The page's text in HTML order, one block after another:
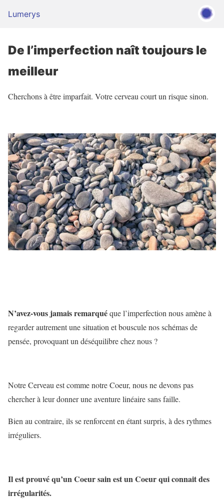
Lumerys
De l’imperfection naît toujours le
meilleur
Cherchons à être imparfait. Votre cerveau court un risque sinon.
N’avez-vous jamais remarquéque l’imperfection nous amène à
regarder autrement une situation et bouscule nos schémas de
pensée, provoquant un déséquilibre chez nous ?
Notre Cerveau est comme notre Coeur, nous ne devons pas
chercher à leur donner une aventure linéaire sans faille.
Bien au contraire, ils se renforcent en étant surpris, à des rythmes
irréguliers.
Il est prouvé qu’un Coeur sain est un Coeur qui connait des
irrégularités.